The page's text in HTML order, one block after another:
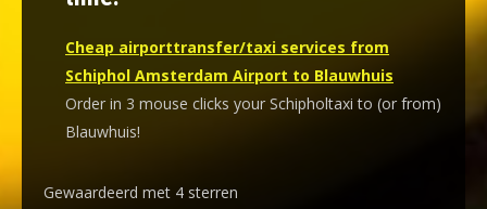
Cheap airporttransfer/taxi services from
Schiphol Amsterdam Airport to Blauwhuis
Order in 3 mouse clicks your Schipholtaxi to (or from)
Blauwhuis!
Gewaardeerd met 4 sterren